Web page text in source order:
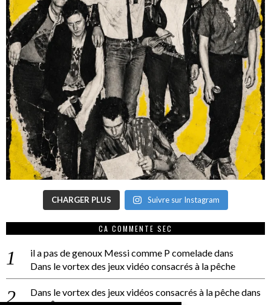
CHARGER PLUS Suivre sur Instagram
CA COMMENTE SEC
il a pas de genoux Messi comme P comeladedans
Dans le vortex des jeux vidéo consacrés à la pêche
Dans le vortex des jeux vidéos consacrés à la pêchedans